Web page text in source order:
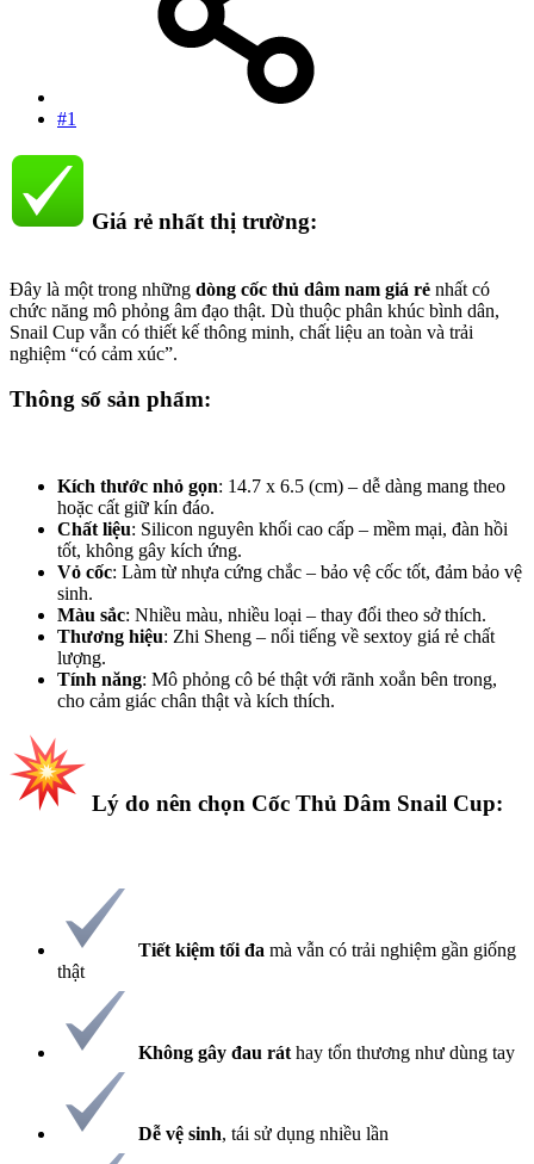
#1
Giá rẻ nhất thị trường:​
Đây là một trong những dòng cốc thủ dâm nam giá rẻ nhất có
chức năng mô phỏng âm đạo thật. Dù thuộc phân khúc bình dân,
Snail Cup vẫn có thiết kế thông minh, chất liệu an toàn và trải
nghiệm “có cảm xúc”.
Thông số sản phẩm:​
Kích thước nhỏ gọn: 14.7 x 6.5 (cm) – dễ dàng mang theo
hoặc cất giữ kín đáo.
Chất liệu: Silicon nguyên khối cao cấp – mềm mại, đàn hồi
tốt, không gây kích ứng.
Vỏ cốc: Làm từ nhựa cứng chắc – bảo vệ cốc tốt, đảm bảo vệ
sinh.
Màu sắc: Nhiều màu, nhiều loại – thay đổi theo sở thích.
Thương hiệu: Zhi Sheng – nổi tiếng về sextoy giá rẻ chất
lượng.
Tính năng: Mô phỏng cô bé thật với rãnh xoắn bên trong,
cho cảm giác chân thật và kích thích.
Lý do nên chọn Cốc Thủ Dâm Snail Cup:​
Tiết kiệm tối đa mà vẫn có trải nghiệm gần giống
thật
Không gây đau rát hay tổn thương như dùng tay
Dễ vệ sinh, tái sử dụng nhiều lần